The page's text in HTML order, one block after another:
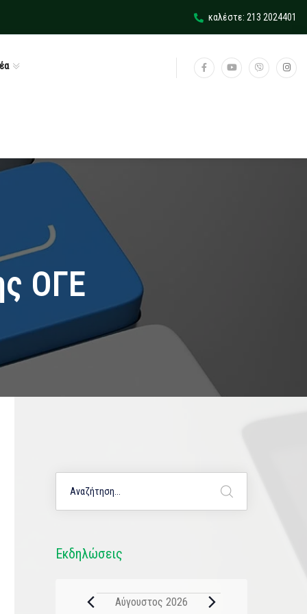
καλέστε: 213 2024401
ΟΓΕ
Εκδηλώσεις
Αύγουστος 2026